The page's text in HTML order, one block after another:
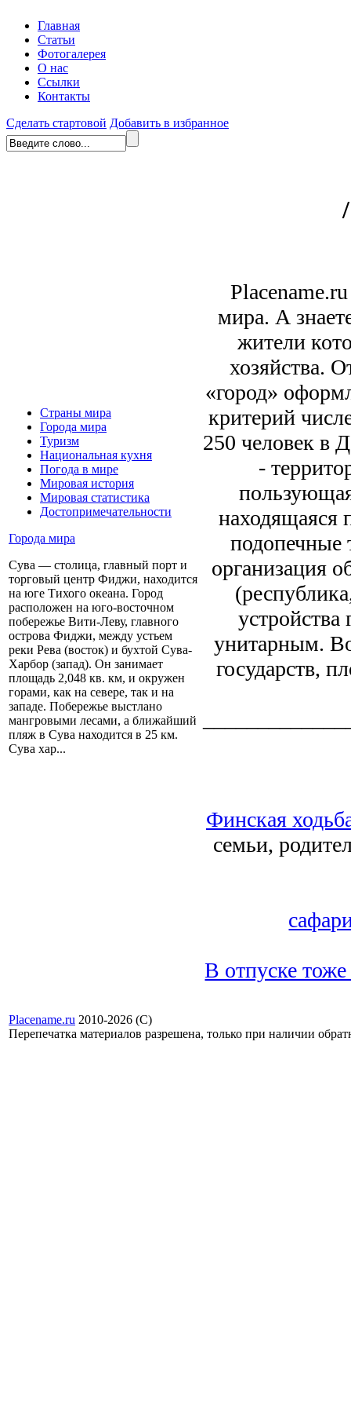
Главная
Статьи
Фотогалерея
О нас
Ссылки
Контакты
Сделать стартовой Добавить в избранное
Страны мира
Города мира
Туризм
Национальная кухня
Погода в мире
Мировая история
Мировая статистика
Достопримечательности
Города мира
Сува — столица, главный порт и
торговый центр Фиджи, находится
на юге Тихого океана. Город
расположен на юго-восточном
побережье Вити-Леву, главного
острова Фиджи, между устьем
реки Рева (восток) и бухтой Сува-
Харбор (запад). Он занимает
площадь 2,048 кв. км, и окружен
горами, как на севере, так и на
западе. Побережье выстлано
мангровыми лесами, а ближайший
пляж в Сува находится в 25 км.
Сува хар...
мира. А
жители
хозяйства.
«город»
критерий
250 человек в
-
находящаяся
подопечные
организация
унитарным.
государств,
Финская
семьи,
В отпуске
Placename.ru 2010-2026 (С)
Перепечатка материалов разрешена, только при наличии